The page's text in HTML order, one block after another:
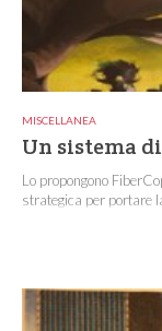
MISCELLANEA
Un sistema
Lo propongono
strategica per portare